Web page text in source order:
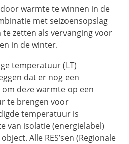
warmte te winnen in de
met seizoensopslag
te zetten als vervanging voor
in de winter.
temperatuur (LT)
dat er nog een
deze warmte op een
te brengen voor
temperatuur is
van isolatie (energielabel)
Alle RES’sen (Regionale